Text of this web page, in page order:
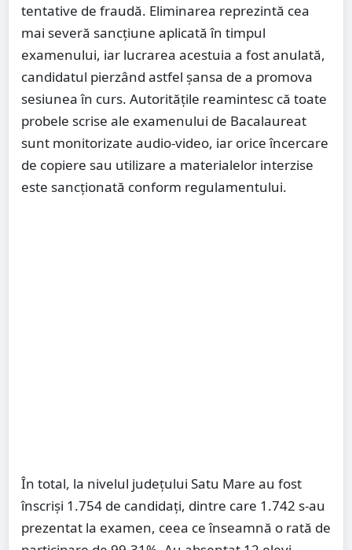
tentative de fraudă. Eliminarea reprezintă cea
mai severă sancțiune aplicată în timpul
examenului, iar lucrarea acestuia a fost anulată,
candidatul pierzând astfel șansa de a promova
sesiunea în curs. Autoritățile reamintesc că toate
probele scrise ale examenului de Bacalaureat
sunt monitorizate audio-video, iar orice încercare
de copiere sau utilizare a materialelor interzise
este sancționată conform regulamentului.
În total, la nivelul județului Satu Mare au fost
înscriși 1.754 de candidați, dintre care 1.742 s-au
prezentat la examen, ceea ce înseamnă o rată de